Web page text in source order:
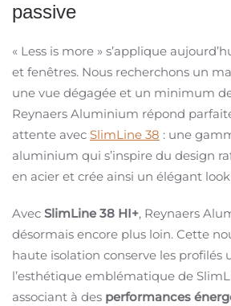
passive
« Less is more » s’applique
et fenêtres. Nous recherchons un
une vue dégagée et un minimum
Reynaers Aluminium répond
attente avec SlimLine 38 : une
aluminium qui s’inspire du design
en acier et crée ainsi un élégant
Avec SlimLine 38 HI+, Reynaers
désormais encore plus loin. Cette
haute isolation conserve les profilés
l’esthétique emblématique de
associant à des performances